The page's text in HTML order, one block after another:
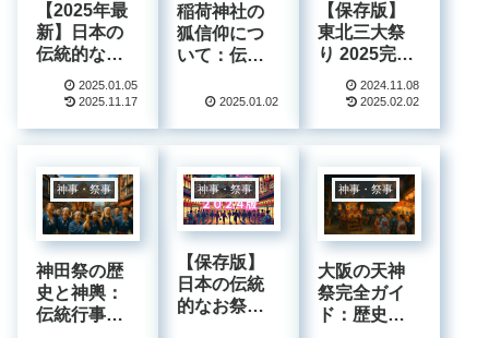
【2025年最
新】日本の
伝統的なお
祭り完全ガ
イド！歴史
底解説
2025.01.05
2025.11.17
稲荷神社の
狐信仰につ
いて：伝承
2025.01.02
【保存版】
東北三大祭
り 2025完全
ガイド：日
程、見どこ
ス情報｜現
教える究極
の楽しみ方
2024.11.08
2025.02.02
神事・祭事
神田祭の歴
史と神輿：
伝統行事の
神事・祭事
【保存版】
日本の伝統
的なお祭り
神事・祭事
大阪の天神
祭完全ガイ
ド：歴史、